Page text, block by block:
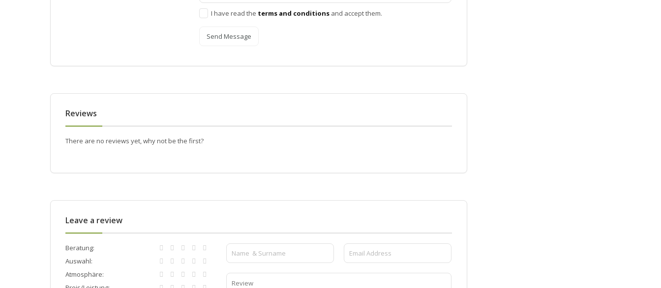
I have read the terms and conditions and accept them.
Send Message
Reviews
There are no reviews yet, why not be the first?
Leave a review
Beratung:
Auswahl:
Atmosphäre: